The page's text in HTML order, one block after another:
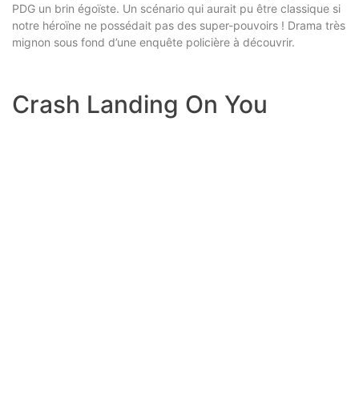
PDG un brin égoïste. Un scénario qui aurait pu être classique si
notre héroïne ne possédait pas des super-pouvoirs ! Drama très
mignon sous fond d’une enquête policière à découvrir.
Crash Landing On You